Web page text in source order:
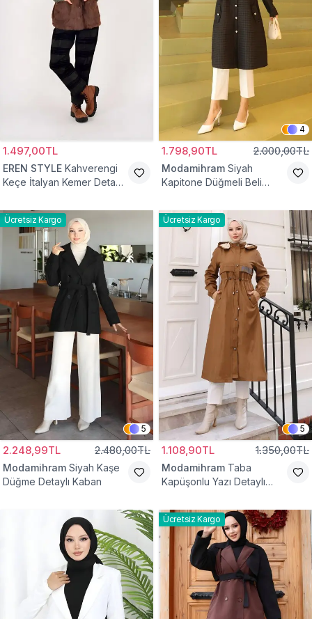
1.497,00TL
EREN STYLE Kahverengi
Keçe İtalyan Kemer Detaylı
4
1.798,90TL 2.000,00TL
Modamihram Siyah
Kapitone Düğmeli Beli
Ücretsiz Kargo
5
2.248,99TL 2.480,00TL
Modamihram Siyah Kaşe
Düğme Detaylı Kaban
Ücretsiz Kargo
5
1.108,90TL 1.350,00TL
Modamihram Taba
Kapüşonlu Yazı Detaylı
Ücretsiz Kargo